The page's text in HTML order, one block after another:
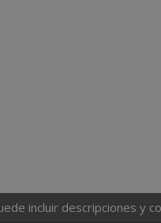
incluir descripciones y